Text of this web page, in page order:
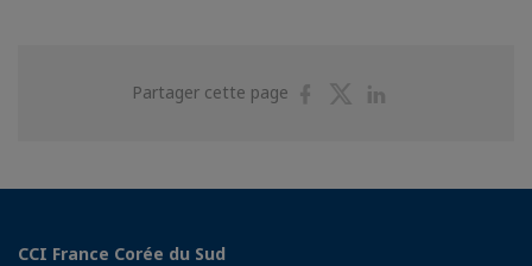
Partager cette page
PartagerPartager
CCI France Corée du Sud